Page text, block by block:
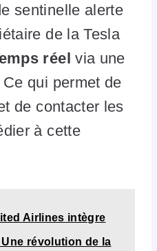
sentinelle alerte
de la Tesla
réelvia une
qui permet de
de contacter les
à cette
Airlines intègre
révolution de la